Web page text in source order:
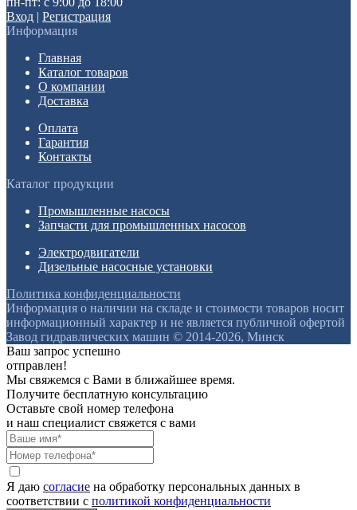
Вход | Регистрация
Информация
Главная
Каталог товаров
О компании
Доставка
Оплата
Гарантия
Контакты
Каталог продукции
Промышленные насосы
Запчасти для промышленных насосов
Электродвигатели
Дизельные насосные установки
Политика конфиденциальности
Информация о наличии на складе и стоимости товаров носит
информационный характер и не является публичной офертой
Завод гидравлических машин © 2014-2026, Минск
Ваш запрос успешно
отправлен!
Мы свяжемся с Вами в ближайшее время.
Получите бесплатную консультацию
Оставьте свой номер телефона
и наш специалист свяжется с вами
Я даю согласие на обработку персональных данных в
соответствии с политикой конфиденциальности